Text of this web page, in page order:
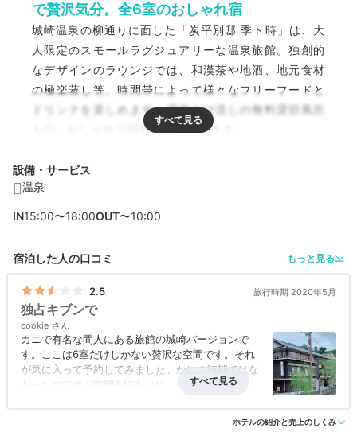
で贅沢気分。全6室のおしゃれ宿
城崎温泉の柳通りに面した「炭平別邸 季ト時」は、大
人限定のスモールラグジュアリーな温泉旅館。独創的
なデザインのラウンジでは、和漢茶や地酒、地元食材
の極楽蒸し等、時間帯によって様々なフリーフードと
ドリンクを楽しめます。源泉かけ流しの無料貸切風呂
も◎。おしゃれで特別な旅が叶います。
編集部おすすめの３つのポイント
きる立地
体に優しいフードやドリンクが無料♪1日中楽しめるラウ
ンジ
好きな時にゆったり温泉浴。源泉かけ流しの無料貸切風
呂
設備・サービス
温泉
IN15:00〜18:00OUT〜10:00
宿泊した人の口コミ もっと見る
2.5 旅行時期 2020年5月
独占キブンで
cookie
カニで有名な間人にある旅館の城崎バージョンで
す。ここは6室だけしかない贅沢な空間です。それ
が気に入って予約してみました。かにの時期ではな
かったのですが空間を味わいに。外国人スタッフさ
ホテルの紹介と売上のしくみ